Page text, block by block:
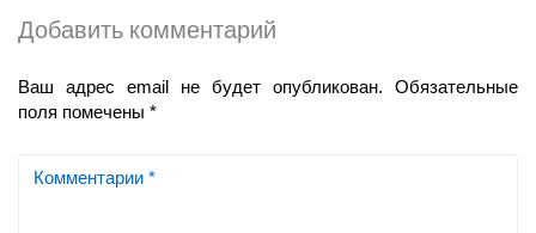
Добавить комментарий
Ваш адрес email не будет опубликован.
Обязательные
поля помечены *